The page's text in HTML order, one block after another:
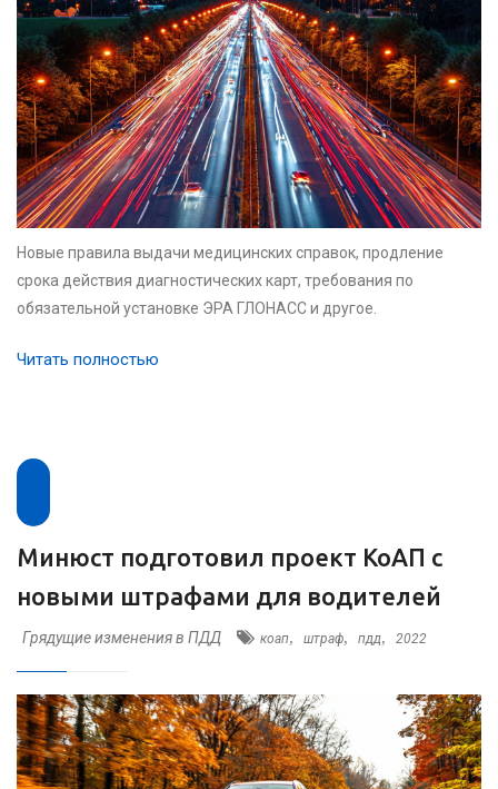
Новые правила выдачи медицинских справок, продление
срока действия диагностических карт, требования по
обязательной установке ЭРА ГЛОНАСС и другое.
Читать полностью
Минюст подготовил проект КоАП с
новыми штрафами для водителей
Грядущие изменения в ПДД коап штраф пдд 2022